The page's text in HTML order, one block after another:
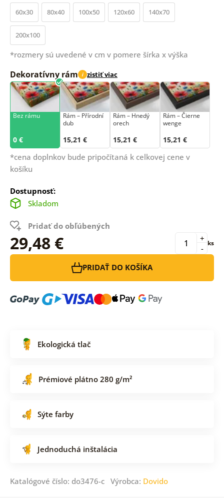
60x30 80x40 100x50 120x60 140x70
200x100
*rozmery sú uvedené v cm v pomere šírka x výška
Dekoratívny rám i zistiť viac
Bez rámu
0 €
Rám –⁠⁠⁠⁠⁠⁠ Přírodní
dub
15,21 €
Rám – Hnedý
orech
15,21 €
Rám – Čierne
wenge
15,21 €
*cena doplnkov bude pripočítaná k celkovej cene v
košíku
Dostupnosť:
Skladom
Pridať do obľúbených
29,48 € -
+ ks
PRIDAŤ DO KOŠÍKA
Ekologická tlač
Prémiové plátno 280 g/m²
Sýte farby
Jednoduchá inštalácia
Katalógové číslo: do3476-c Výrobca: Dovido